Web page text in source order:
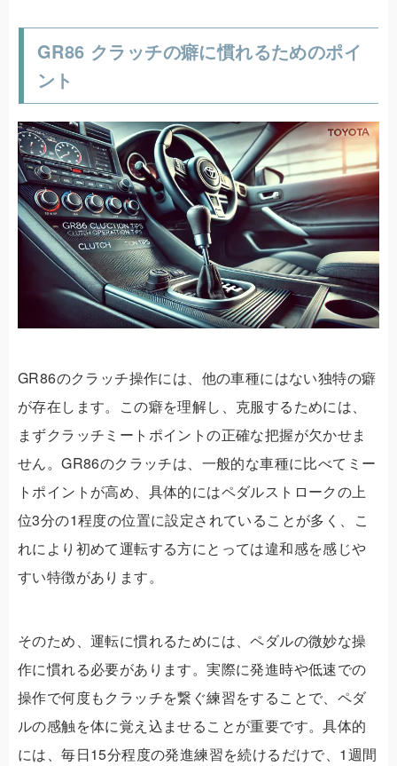
GR86 クラッチの癖に慣れるためのポイ
ント
GR86のクラッチ操作には、他の車種にはない独特の癖
が存在します。この癖を理解し、克服するためには、
まずクラッチミートポイントの正確な把握が欠かせま
せん。GR86のクラッチは、一般的な車種に比べてミー
トポイントが高め、具体的にはペダルストロークの上
位3分の1程度の位置に設定されていることが多く、こ
れにより初めて運転する方にとっては違和感を感じや
すい特徴があります。
そのため、運転に慣れるためには、ペダルの微妙な操
作に慣れる必要があります。実際に発進時や低速での
操作で何度もクラッチを繋ぐ練習をすることで、ペダ
ルの感触を体に覚え込ませることが重要です。具体的
には、毎日15分程度の発進練習を続けるだけで、1週間